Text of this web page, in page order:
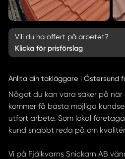
Vill du ha offert på arbetet?
Klicka för prisförslag
Anlita din takläggare i Östersund
Något du kan vara säker på
kommer få bästa möjliga
utfört arbete. Som lokal
kund snabbt reda på om
Vi på Fjälkvarns Snickarn AB